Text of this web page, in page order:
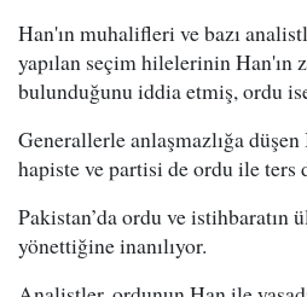
Han'ın muhalifleri ve bazı
yapılan seçim hilelerinin Han'ın
bulunduğunu iddia etmiş, ordu
Generallerle anlaşmazlığa
hapiste ve partisi de ordu ile ters
Pakistan’da ordu ve istihbaratın
yönettiğine inanılıyor.